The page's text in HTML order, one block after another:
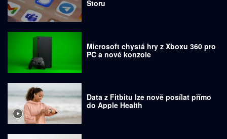
Storu
Microsoft chystá hry z Xboxu 360 pro
PC a nové konzole
Data z Fitbitu lze nově posílat přímo
do Apple Health